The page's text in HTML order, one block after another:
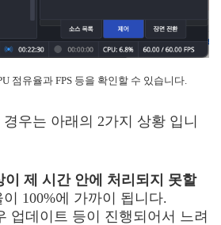
점유율과 FPS 등을 확인할 수 있습니다.
우는 아래의 2가지 상황 입니
이 제 시간 안에 처리되지 못할
100%에 가까이 됩니다.
데이트 등이 진행되어서 느려